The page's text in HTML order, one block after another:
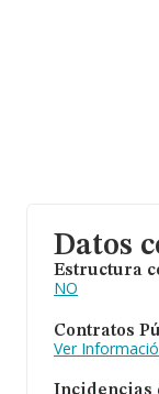
Datos
Estructura
NO
Contratos
Ver